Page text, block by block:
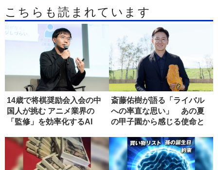
こちらも読まれています
14歳で将棋奨励会入会の中
国人が挑む アニメ業界の
「監修」を効率化するAI
斎藤佑樹が語る「ライバル
への率直な思い」 あの夏
の甲子園から感じる使命と